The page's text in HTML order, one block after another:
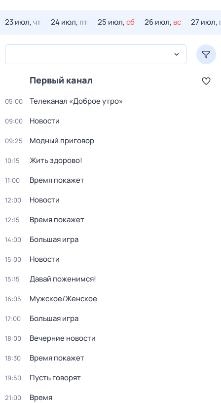
23 июл,чт 24 июл, пт 25 июл,сб 26 июл, вс 27 июл,
Первый канал
05:00 Телеканал «Доброе утро»
09:00 Новости
09:25 Модный приговор
10:15 Жить здорово!
11:00 Время покажет
12:00 Новости
12:15 Время покажет
14:00 Большая игра
15:00 Новости
15:15 Давай поженимся!
16:05 Мужское/Женское
17:00 Большая игра
18:00 Вечерние новости
18:30 Время покажет
19:50 Пусть говорят
21:00 Время